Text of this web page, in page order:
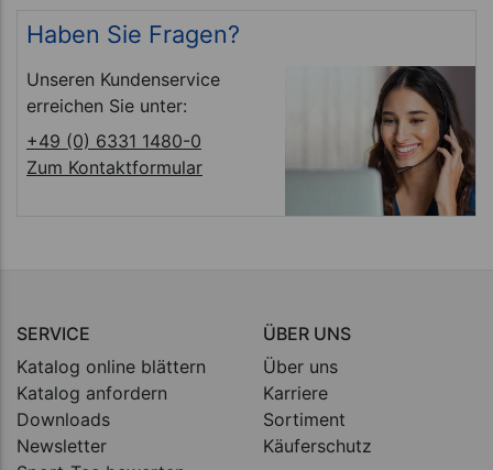
Haben Sie Fragen?
Unseren Kundenservice
erreichen Sie unter:
+49 (0) 6331 1480-0
Zum Kontaktformular
SERVICE
Katalog online blättern
Katalog anfordern
Downloads
Newsletter
ÜBER UNS
Über uns
Karriere
Sortiment
Käuferschutz